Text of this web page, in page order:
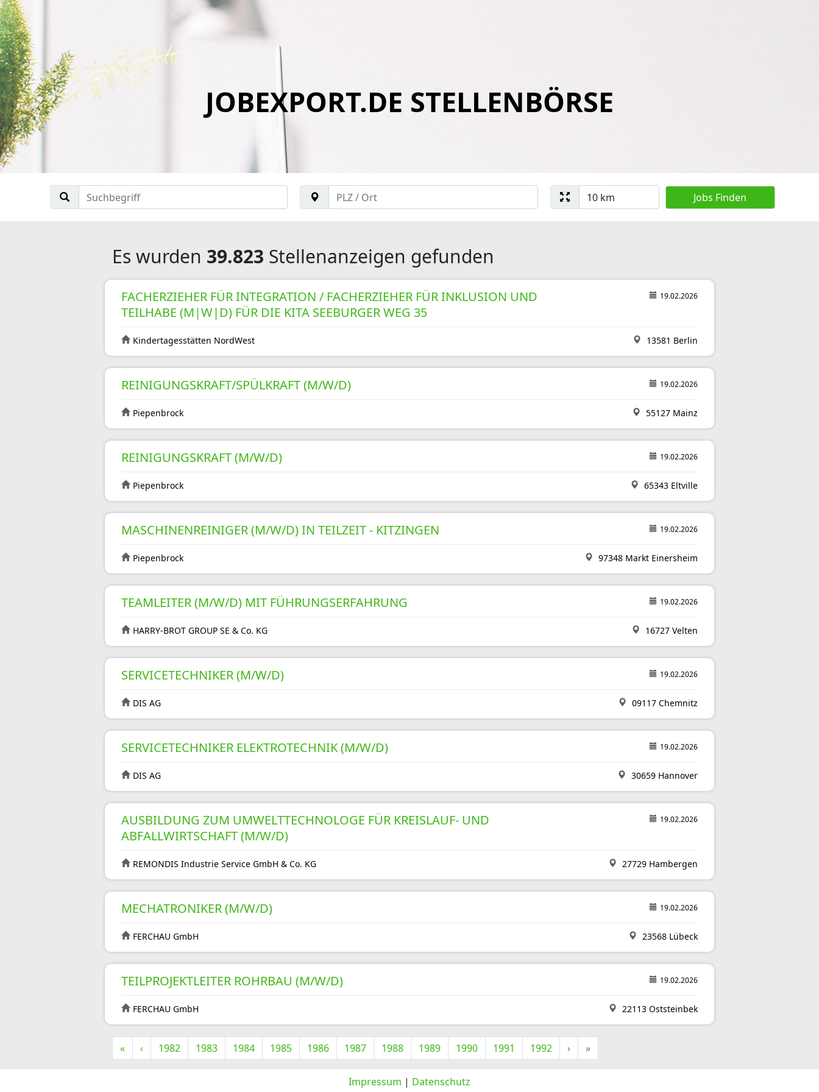
JOBEXPORT.DE STELLENBÖRSE
Es wurden 39.823 Stellenanzeigen gefunden
FACHERZIEHER FÜR INTEGRATION / FACHERZIEHER FÜR INKLUSION UND
TEILHABE (M|W|D) FÜR DIE KITA SEEBURGER WEG 35
19.02.2026
Kindertagesstätten NordWest 13581 Berlin
REINIGUNGSKRAFT/SPÜLKRAFT (M/W/D) 19.02.2026
Piepenbrock 55127 Mainz
REINIGUNGSKRAFT (M/W/D) 19.02.2026
Piepenbrock 65343 Eltville
MASCHINENREINIGER (M/W/D) IN TEILZEIT - KITZINGEN 19.02.2026
Piepenbrock 97348 Markt Einersheim
TEAMLEITER (M/W/D) MIT FÜHRUNGSERFAHRUNG 19.02.2026
HARRY-BROT GROUP SE & Co. KG 16727 Velten
SERVICETECHNIKER (M/W/D) 19.02.2026
DIS AG 09117 Chemnitz
SERVICETECHNIKER ELEKTROTECHNIK (M/W/D) 19.02.2026
DIS AG 30659 Hannover
AUSBILDUNG ZUM UMWELTTECHNOLOGE FÜR KREISLAUF- UND
ABFALLWIRTSCHAFT (M/W/D)
19.02.2026
REMONDIS Industrie Service GmbH & Co. KG 27729 Hambergen
MECHATRONIKER (M/W/D) 19.02.2026
FERCHAU GmbH 23568 Lübeck
TEILPROJEKTLEITER ROHRBAU (M/W/D) 19.02.2026
FERCHAU GmbH 22113 Oststeinbek
« ‹ 1982 1983 1984 1985 1986 1987 1988 1989 1990 1991 1992 › »
Impressum | Datenschutz